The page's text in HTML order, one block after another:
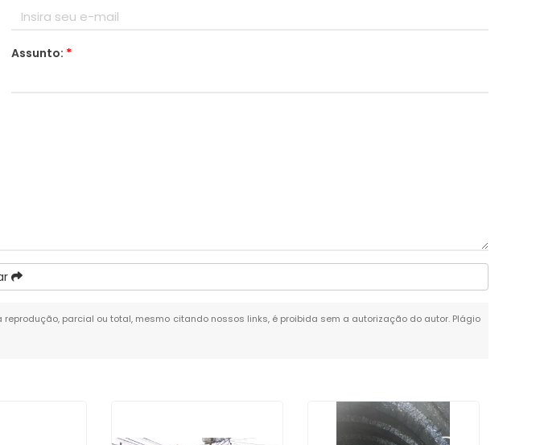
Assunto: *
reprodução, parcial ou total, mesmo citando nossos links, é proibida sem a autorização do autor. Plágio